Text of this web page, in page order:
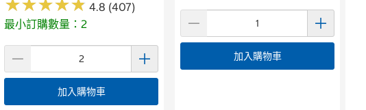
★★★★★
★★★★★ 4.8 (407)
最小訂購數量：2
加入購物車
加入購物車